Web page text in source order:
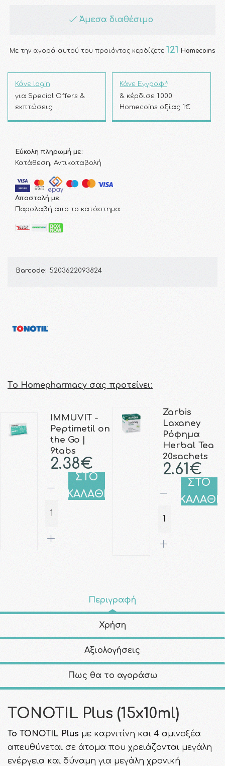
Άμεσα διαθέσιμο
Με την αγορά αυτού του προϊόντος κερδίζετε 121 Homecoins
Κάνε login
για Special Offers &
εκπτώσεις!
Κάνε Εγγραφή
& κέρδισε 1.000
Homecoins αξίας 1€
Εύκολη πληρωμή με:
Κατάθεση, Αντικαταβολή
Αποστολή με:
Παραλαβή απο το κατάστημα
Barcode: 5203622093824
Τo Homepharmacy σας προτείνει:
IMMUVIT -
Peptimetil on
the Go |
9tabs
2.38€
ΣΤΟ
ΚΑΛΑΘΙ
Zarbis
Laxaney
Ρόφημα
Herbal Tea
20sachets
2.61€
ΣΤΟ
ΚΑΛΑΘΙ
Περιγραφή
Χρήση
Αξιολογήσεις
Πως θα το αγοράσω
TONOTIL Plus (15x10ml)
To ΤΟΝΟΤΙL Plus με καρνιτίνη και 4 αμινοξέα
απευθύνεται σε άτομα που χρειάζονται μεγάλη
ενέργεια και δύναμη για μεγάλη χρονική